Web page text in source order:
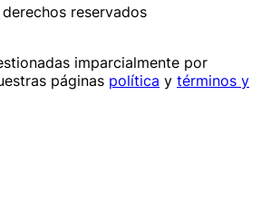
reservados
imparcialmente por
páginas política y términos y